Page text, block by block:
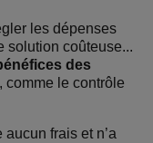
les dépenses
solution coûteuse...
des
, comme le contrôle
frais et n’a